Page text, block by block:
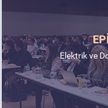
Elektrik ve